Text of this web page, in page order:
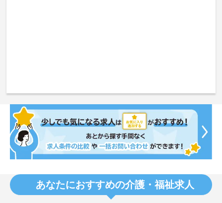
あなたにおすすめの介護・福祉求人